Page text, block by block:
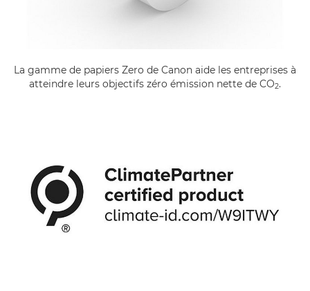
La gamme de papiers Zero de Canon aide les entreprises à
atteindre leurs objectifs zéro émission nette de CO2.